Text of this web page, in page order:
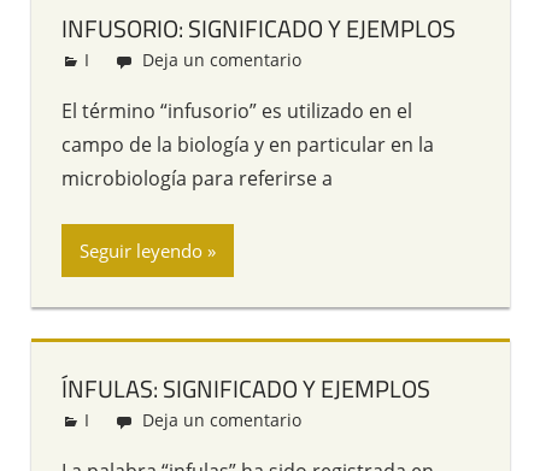
INFUSORIO: SIGNIFICADO Y EJEMPLOS
Redacción
I Deja un comentario
El término “infusorio” es utilizado en el
campo de la biología y en particular en la
microbiología para referirse a
Seguir leyendo
ÍNFULAS: SIGNIFICADO Y EJEMPLOS
Redacción
I Deja un comentario